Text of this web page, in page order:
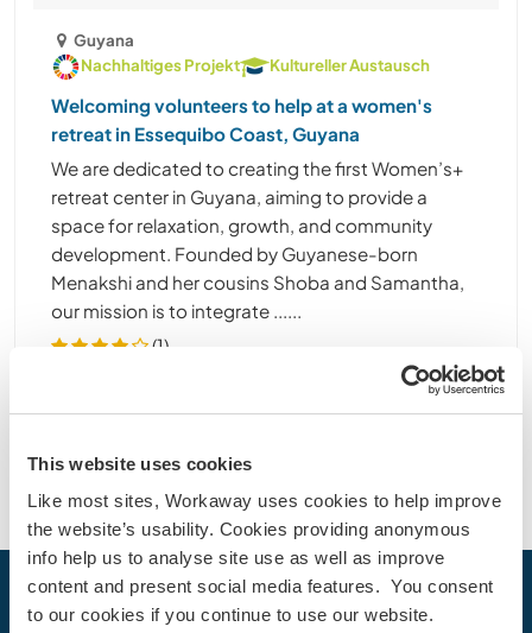
This website uses cookies
Like most sites, Workaway uses cookies to help improve
the website’s usability. Cookies providing anonymous
info help us to analyse site use as well as improve
content and present social media features. You consent
to our cookies if you continue to use our website.
Guyana
Nachhaltiges Projekt
Kultureller Austausch
Welcoming volunteers to help at a women's
retreat in Essequibo Coast, Guyana
We are dedicated to creating the first Women’s+
retreat center in Guyana, aiming to provide a
space for relaxation, growth, and community
development. Founded by Guyanese-born
Menakshi and her cousins Shoba and Samantha,
our mission is to integrate ......
(1)
Dein nächstes Abenteuer beginnt